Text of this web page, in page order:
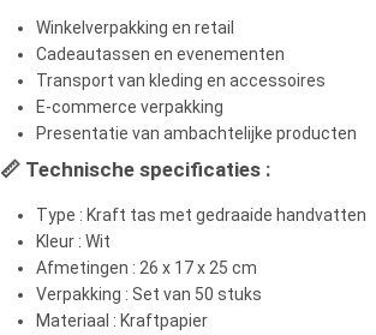
Winkelverpakking en retail
Cadeautassen en evenementen
Transport van kleding en accessoires
E-commerce verpakking
Presentatie van ambachtelijke producten
📏 Technische specificaties :
Type : Kraft tas met gedraaide handvatten
Kleur : Wit
Afmetingen : 26 x 17 x 25 cm
Verpakking : Set van 50 stuks
Materiaal : Kraftpapier